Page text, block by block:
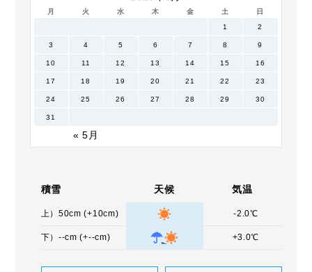
月 火 水 木 金 土 日
« 5月
1 2
3 4 5 6 7 8 9
10 11 12 13 14 15 16
17 18 19 20 21 22 23
24 25 26 27 28 29 30
31
積雪 天候 気温
上）50cm (+10cm) -2.0℃
下）--cm (+--cm) +3.0℃